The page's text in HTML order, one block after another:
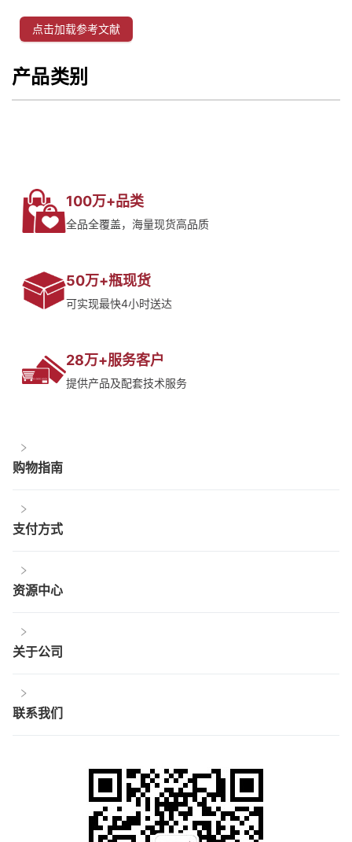
点击加载参考文献
产品类别
100万+品类
全品全覆盖，海量现货高品质
50万+瓶现货
可实现最快4小时送达
28万+服务客户
提供产品及配套技术服务
购物指南
支付方式
资源中心
关于公司
联系我们